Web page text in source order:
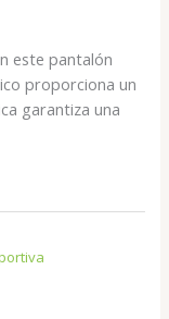
este pantalón
proporciona un
garantiza una